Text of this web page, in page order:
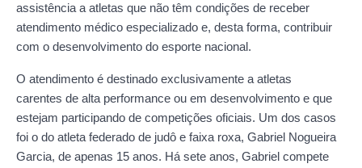
assistência a atletas que não têm condições de receber
atendimento médico especializado e, desta forma, contribuir
com o desenvolvimento do esporte nacional.
O atendimento é destinado exclusivamente a atletas
carentes de alta performance ou em desenvolvimento e que
estejam participando de competições oficiais. Um dos casos
foi o do atleta federado de judô e faixa roxa, Gabriel Nogueira
Garcia, de apenas 15 anos. Há sete anos, Gabriel compete